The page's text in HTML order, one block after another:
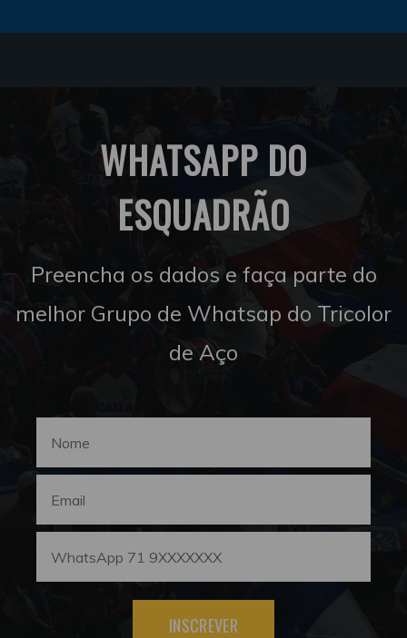
WHATSAPP DO
ESQUADRÃO
Preencha os dados e faça parte do
melhor Grupo de Whatsap do Tricolor
de Aço
INSCREVER